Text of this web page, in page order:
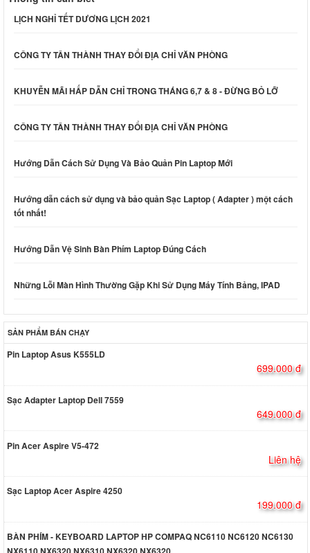
LỊCH NGHỈ TẾT DƯƠNG LỊCH 2021
CÔNG TY TÂN THÀNH THAY ĐỔI ĐỊA CHỈ VĂN PHÒNG
KHUYỄN MÃI HẤP DẪN CHỈ TRONG THÁNG 6,7 & 8 - ĐỪNG BỎ LỠ
CÔNG TY TÂN THÀNH THAY ĐỔI ĐỊA CHỈ VĂN PHÒNG
Hướng Dẫn Cách Sử Dụng Và Bảo Quản Pin Laptop Mới
Hướng dẫn cách sử dụng và bảo quản Sạc Laptop ( Adapter ) một cách
tốt nhất!
Hướng Dẫn Vệ Sinh Bàn Phím Laptop Đúng Cách
Những Lỗi Màn Hình Thường Gặp Khi Sử Dụng Máy Tính Bảng, IPAD
SẢN PHẨM BÁN CHẠY
Pin Laptop Asus K555LD
699.000 đ
Sạc Adapter Laptop Dell 7559
649.000 đ
Pin Acer Aspire V5-472
Liên hệ
Sạc Laptop Acer Aspire 4250
199.000 đ
BÀN PHÍM - KEYBOARD LAPTOP HP COMPAQ NC6110 NC6120 NC6130